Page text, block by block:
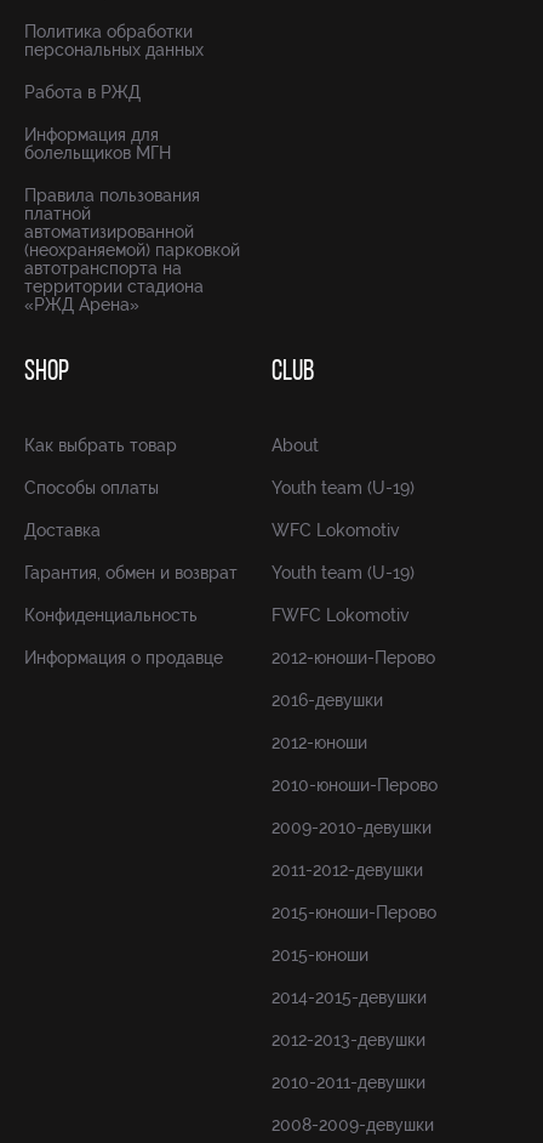
Политика обработки
персональных данных
Работа в РЖД
Информация для
болельщиков МГН
Правила пользования
платной
автоматизированной
(неохраняемой) парковкой
автотранспорта на
территории стадиона
«РЖД Арена»
SHOP
Как выбрать товар
Способы оплаты
Доставка
Гарантия, обмен и возврат
Конфиденциальность
Информация о продавце
CLUB
About
Youth team (U-19)
WFC Lokomotiv
Youth team (U-19)
FWFC Lokomotiv
2012-юноши-Перово
2016-девушки
2012-юноши
2010-юноши-Перово
2009-2010-девушки
2011-2012-девушки
2015-юноши-Перово
2015-юноши
2014-2015-девушки
2012-2013-девушки
2010-2011-девушки
2008-2009-девушки